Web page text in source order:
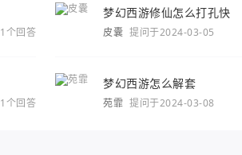
1个回答
梦幻西游修仙怎么打孔快
皮囊 提问于2024-03-05
1个回答
梦幻西游怎么解套
苑霏 提问于2024-03-08